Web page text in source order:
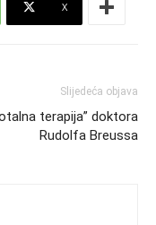
X
Slijedeća objava
terapija” doktora
Rudolfa Breussa